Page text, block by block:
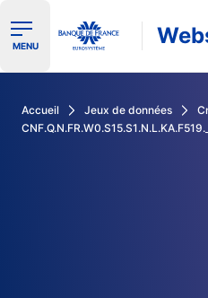
Ouvrir le menu de
MENU
Accueil Jeux de données